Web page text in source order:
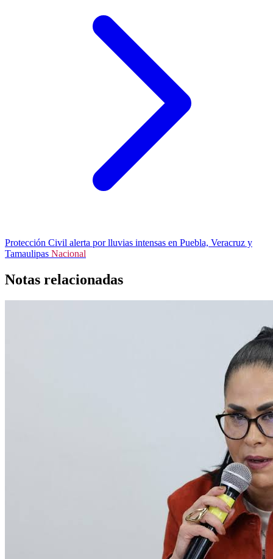
Protección Civil alerta por lluvias intensas en Puebla, Veracruz y
Tamaulipas Nacional
Notas relacionadas